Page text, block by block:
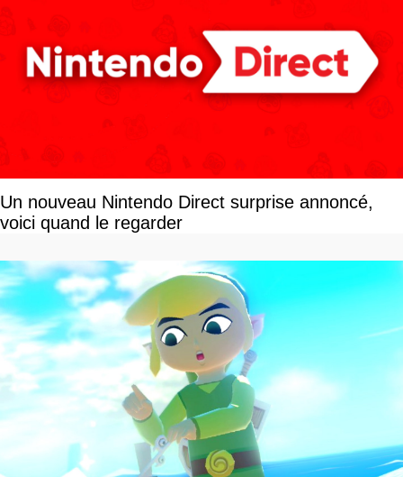
Un nouveau Nintendo Direct surprise annoncé,
voici quand le regarder